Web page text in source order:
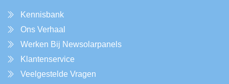
Kennisbank
Ons Verhaal
Werken Bij Newsolarpanels
Klantenservice
Veelgestelde Vragen